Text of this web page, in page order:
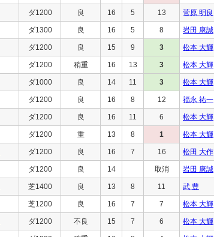
ダ1200 良 16 5 13 菅原 明良
ダ1300 良 16 5 8 岩田 康誠
ダ1200 良 15 9 3 松本 大輝
ダ1200 稍重 16 13 3 松本 大輝
ダ1000 良 14 11 3 松本 大輝
ダ1200 良 16 8 12 福永 祐一
ダ1200 良 16 11 6 松本 大輝
ダ1200 重 13 8 1 松本 大輝
ダ1200 良 16 7 16 松田 大作
ダ1200 良 14 取消 岩田 康誠
芝1400 良 13 8 11 武 豊
芝1200 良 16 7 7 松本 大輝
ダ1200 不良 15 7 6 松本 大輝